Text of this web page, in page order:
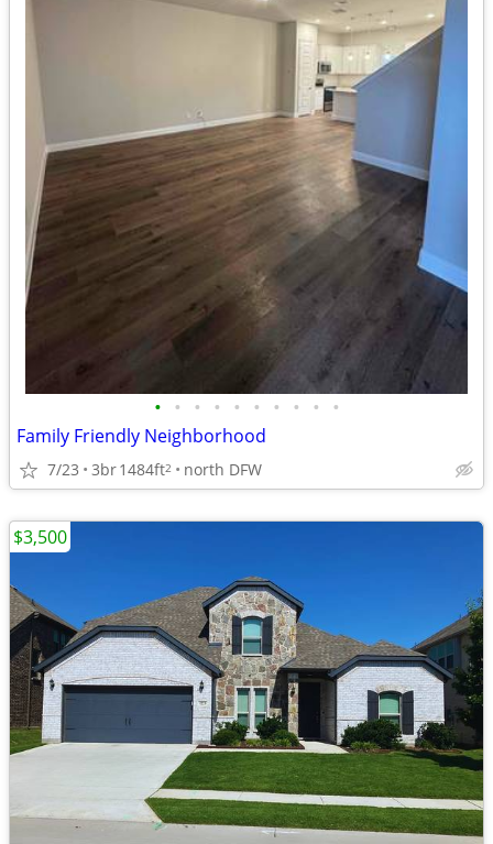
• • • • • • • • • •
Family Friendly Neighborhood
7/23 3br1484ft2 north DFW
$3,500